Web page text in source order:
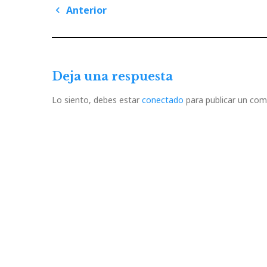
Navegación
de
Anterior
Deja una respuesta
Lo siento, debes estar conectado para publicar un